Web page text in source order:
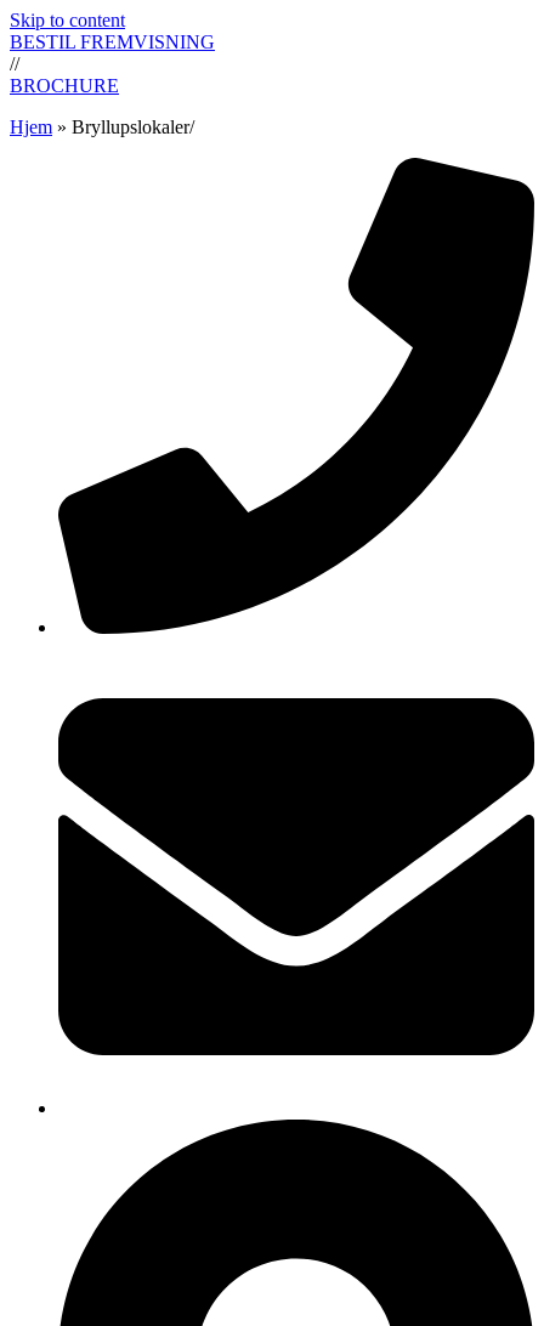
Skip to content
BESTIL FREMVISNING
//
BROCHURE
Hjem » Bryllupslokaler/